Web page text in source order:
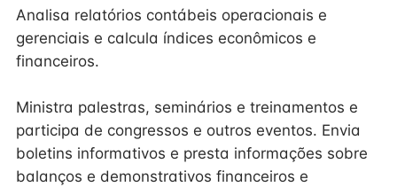
Analisa relatórios contábeis operacionais e
gerenciais e calcula índices econômicos e
financeiros.
Ministra palestras, seminários e treinamentos e
participa de congressos e outros eventos. Envia
boletins informativos e presta informações sobre
balanços e demonstrativos financeiros e